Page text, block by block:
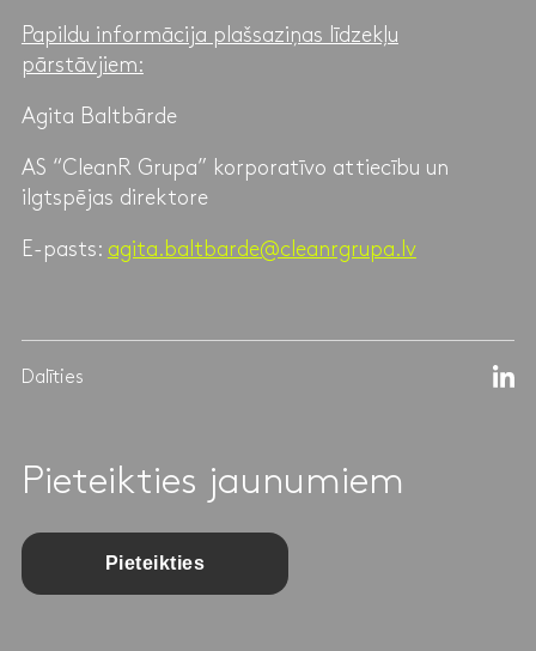
Papildu informācija plašsaziņas līdzekļu
pārstāvjiem:
Agita Baltbārde
AS “CleanR Grupa” korporatīvo attiecību un
ilgtspējas direktore
E-pasts: agita.baltbarde@cleanrgrupa.lv
Dalīties
Pieteikties jaunumiem
Pieteikties